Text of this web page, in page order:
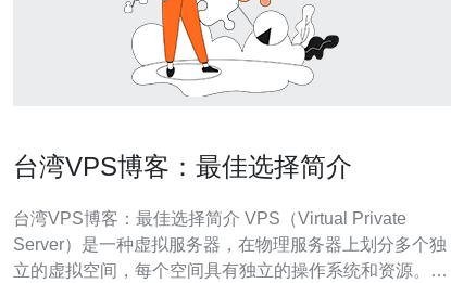
台湾VPS博客：最佳选择简介
台湾VPS博客：最佳选择简介 VPS（Virtual Private
Server）是一种虚拟服务器，在物理服务器上划分多个独
立的虚拟空间，每个空间具有独立的操作系统和资源。